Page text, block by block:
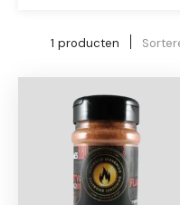
1 producten